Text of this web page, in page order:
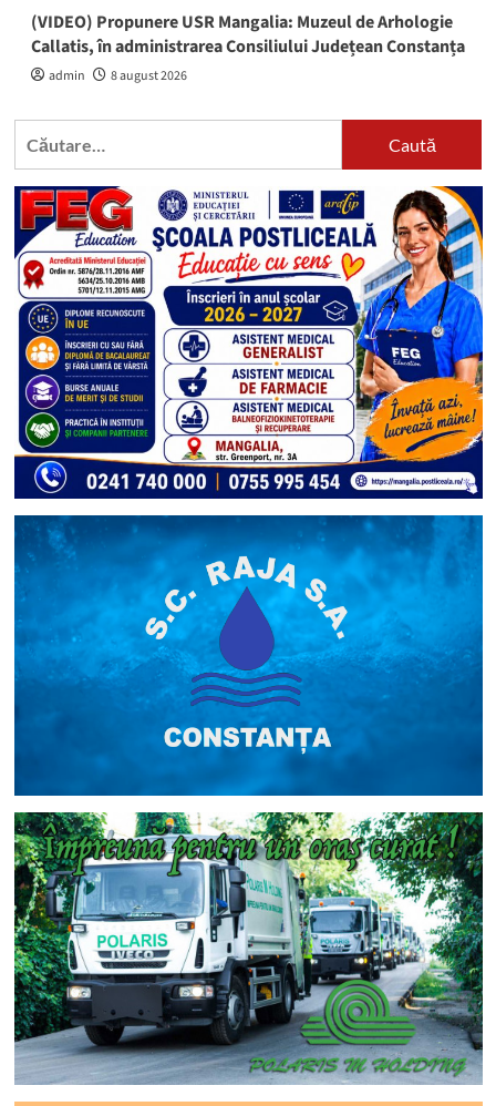
(VIDEO) Propunere USR Mangalia: Muzeul de Arhologie
Callatis, în administrarea Consiliului Județean Constanța
admin 8 august 2026
Caută